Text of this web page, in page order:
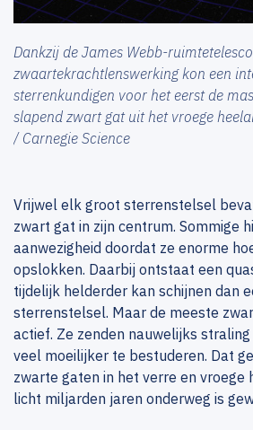
Dankzij de James Webb-
zwaartekrachtlenswerking kon een
sterrenkundigen voor het eerst de
slapend zwart gat uit het vroege
/ Carnegie Science
Vrijwel elk groot sterrenstelsel
zwart gat in zijn centrum. Sommige
aanwezigheid doordat ze enorme
opslokken. Daarbij ontstaat een
tijdelijk helderder kan schijnen dan
sterrenstelsel. Maar de meeste
actief. Ze zenden nauwelijks
veel moeilijker te bestuderen. Dat
zwarte gaten in het verre en vroege
licht miljarden jaren onderweg is